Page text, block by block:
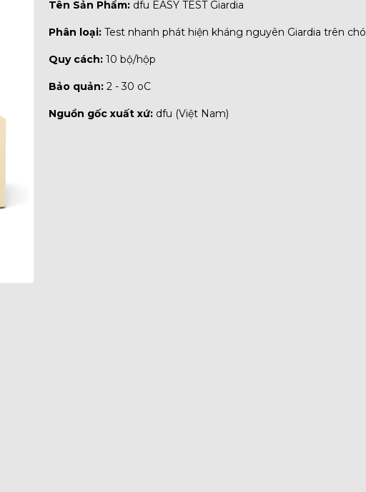
Tên Sản Phẩm: dfu EASY TEST Giardia
Phân loại: Test nhanh phát hiện kháng nguyên Giardia trên chó
Quy cách: 10 bộ/hộp
Bảo quản: 2 - 30 oC
Nguồn gốc xuất xứ: dfu (Việt Nam)